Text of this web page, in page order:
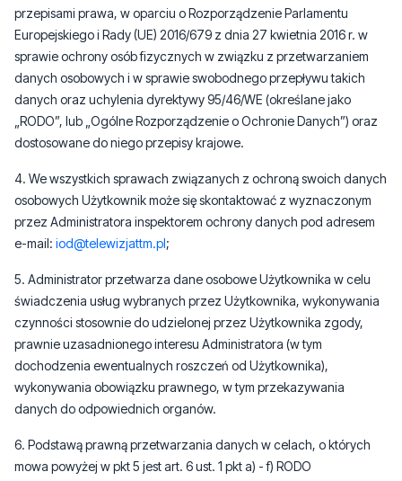
przepisami prawa, w oparciu o Rozporządzenie Parlamentu
Europejskiego i Rady (UE) 2016/679 z dnia 27 kwietnia 2016 r. w
sprawie ochrony osób fizycznych w związku z przetwarzaniem
danych osobowych i w sprawie swobodnego przepływu takich
danych oraz uchylenia dyrektywy 95/46/WE (określane jako
„RODO”, lub „Ogólne Rozporządzenie o Ochronie Danych”) oraz
dostosowane do niego przepisy krajowe.
4. We wszystkich sprawach związanych z ochroną swoich danych
osobowych Użytkownik może się skontaktować z wyznaczonym
przez Administratora inspektorem ochrony danych pod adresem
e-mail: iod@telewizjattm.pl;
5. Administrator przetwarza dane osobowe Użytkownika w celu
świadczenia usług wybranych przez Użytkownika, wykonywania
czynności stosownie do udzielonej przez Użytkownika zgody,
prawnie uzasadnionego interesu Administratora (w tym
dochodzenia ewentualnych roszczeń od Użytkownika),
wykonywania obowiązku prawnego, w tym przekazywania
danych do odpowiednich organów.
6. Podstawą prawną przetwarzania danych w celach, o których
mowa powyżej w pkt 5 jest art. 6 ust. 1 pkt a) - f) RODO